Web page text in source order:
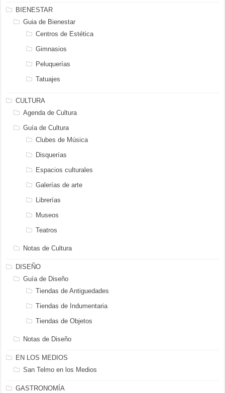
BIENESTAR
Guia de Bienestar
Centros de Estética
Gimnasios
Peluquerías
Tatuajes
CULTURA
Agenda de Cultura
Guía de Cultura
Clubes de Música
Disquerías
Espacios culturales
Galerías de arte
Librerías
Museos
Teatros
Notas de Cultura
DISEÑO
Guía de Diseño
Tiendas de Antiguedades
Tiendas de Indumentaria
Tiendas de Objetos
Notas de Diseño
EN LOS MEDIOS
San Telmo en los Medios
GASTRONOMÍA